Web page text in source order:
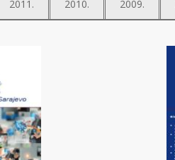
2011. 2010. 2009.